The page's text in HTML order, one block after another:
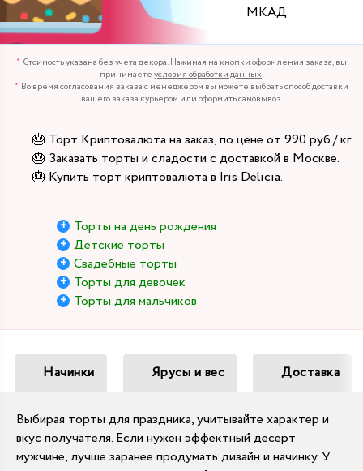
МКАД
Стоимость указана без учета декора. Нажимая на кнопки оформления заказа, вы
принимаетеусловия обработки данных.
Во время согласования заказа с менеджером вы можете выбрать способ доставки
вашего заказа курьером или оформить самовывоз.
🎂 Торт Криптовалюта на заказ, по цене от 990 руб./ кг
🎂 Заказать торты и сладости с доставкой в Москве.
🎂 Купить торт криптовалюта в Iris Delicia.
Торты на день рождения
Детские торты
Свадебные торты
Торты для девочек
Торты для мальчиков
Начинки Ярусы и вес Доставка
Выбирая торты для праздника, учитывайте характер и
вкус получателя. Если нужен эффектный десерт
мужчине, лучше заранее продумать дизайн и начинку. У